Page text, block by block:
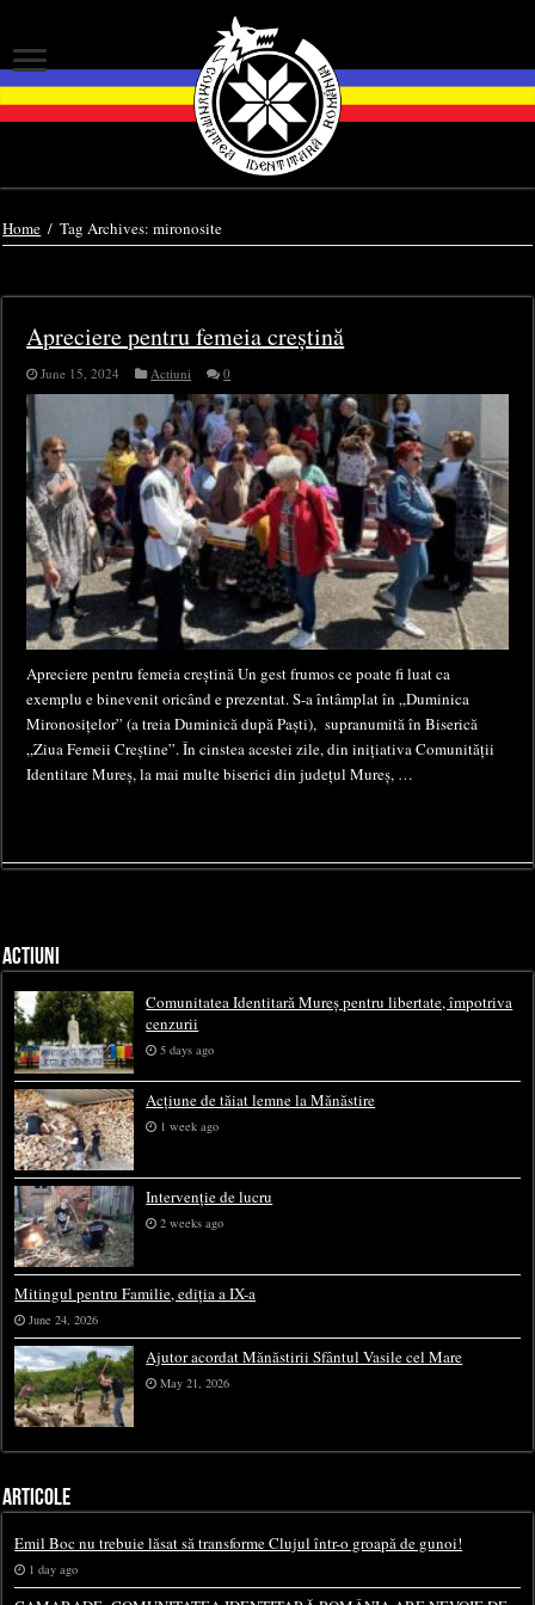
Home / Tag Archives: mironosite
Apreciere pentru femeia creștină
June 15, 2024 Actiuni 0
Apreciere pentru femeia creștină Un gest frumos ce poate fi luat ca
exemplu e binevenit oricând e prezentat. S-a întâmplat în „Duminica
Mironosițelor” (a treia Duminică după Paști), supranumită în Biserică
„Ziua Femeii Creștine”. În cinstea acestei zile, din inițiativa Comunității
Identitare Mureș, la mai multe biserici din județul Mureș, …
ACTIUNI
Comunitatea Identitară Mureș pentru libertate, împotriva
cenzurii
5 days ago
Acțiune de tăiat lemne la Mănăstire
1 week ago
Intervenție de lucru
2 weeks ago
Mitingul pentru Familie, ediția a IX-a
June 24, 2026
Ajutor acordat Mănăstirii Sfântul Vasile cel Mare
May 21, 2026
ARTICOLE
Emil Boc nu trebuie lăsat să transforme Clujul într-o groapă de gunoi!
1 day ago